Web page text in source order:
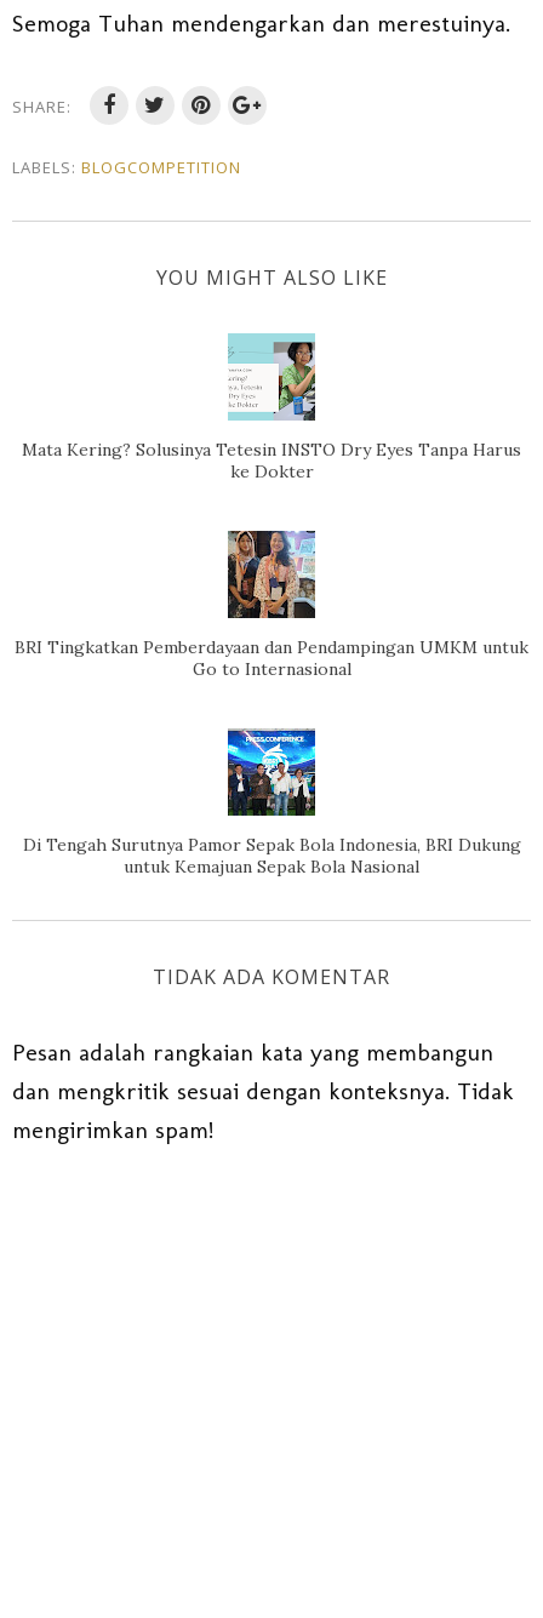
Semoga Tuhan mendengarkan dan merestuinya.
SHARE:
LABELS: BLOGCOMPETITION
YOU MIGHT ALSO LIKE
Mata Kering? Solusinya Tetesin INSTO Dry Eyes Tanpa Harus
ke Dokter
BRI Tingkatkan Pemberdayaan dan Pendampingan UMKM untuk
Go to Internasional
Di Tengah Surutnya Pamor Sepak Bola Indonesia, BRI Dukung
untuk Kemajuan Sepak Bola Nasional
TIDAK ADA KOMENTAR
Pesan adalah rangkaian kata yang membangun
dan mengkritik sesuai dengan konteksnya. Tidak
mengirimkan spam!